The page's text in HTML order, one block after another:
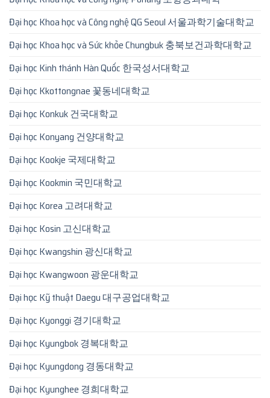
Đại học Khoa học và Công nghệ QG Seoul 서울과학기술대학교
Đại học Khoa học và Sức khỏe Chungbuk 충북보건과학대학교
Đại học Kinh thánh Hàn Quốc 한국성서대학교
Đại học Kkottongnae 꽃동네대학교
Đại học Konkuk 건국대학교
Đại học Konyang 건양대학교
Đại học Kookje 국제대학교
Đại học Kookmin 국민대학교
Đại học Korea 고려대학교
Đại học Kosin 고신대학교
Đại học Kwangshin 광신대학교
Đại học Kwangwoon 광운대학교
Đại học Kỹ thuật Daegu 대구공업대학교
Đại học Kyonggi 경기대학교
Đại học Kyungbok 경복대학교
Đại học Kyungdong 경동대학교
Đại học Kyunghee 경희대학교